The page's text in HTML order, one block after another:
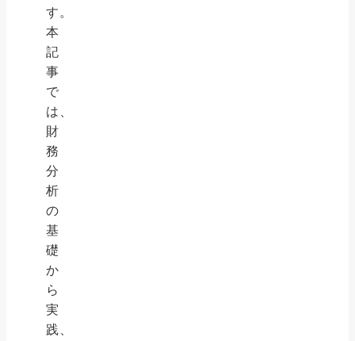
す。
本
記
事
で
は、
財
務
分
析
の
基
礎
か
ら
実
践、